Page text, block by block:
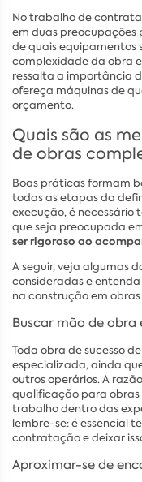
No trabalho de
em duas preocupações
de quais equipamentos
complexidade da obra
ressalta a importância
ofereça máquinas de
orçamento.
Quais são as
de obras
Boas práticas formam
todas as etapas da
execução, é
que seja preocupada
ser rigoroso ao
A seguir, veja algumas
consideradas e
na construção em
Buscar mão de obra
Toda obra de sucesso
especializada, ainda
outros operários. A
qualificação para
trabalho dentro das
lembre-se: é essencial
contratação e deixar
Aproximar-se de